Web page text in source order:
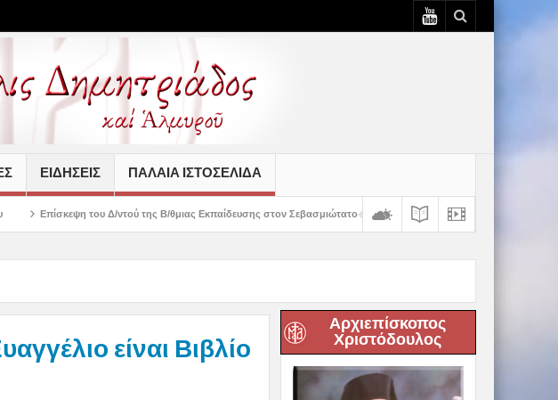
ΕΙΔΗΣΕΙΣ ΠΑΛΑΙΆ ΙΣΤΟΣΕΛΊΔΑ
ντού της Β/θμιας Εκπαίδευσης στον Σεβασμιώτατο Δημητριάδος Ιγνάτιος: «Ο Χριστός μάς έδειξε το
είναι Βιβλίο
Αρχιεπίσκοπος
Χριστόδουλος